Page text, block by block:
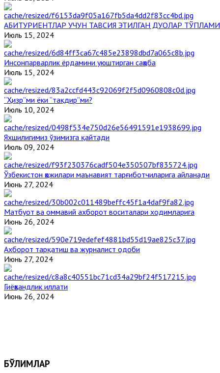
АБИТУРИЕНТЛАР УЧУН ТАВСИЯ ЭТИЛГАН ДУОЛАР ТЎПЛАМИ
Июль 15, 2024
Инсонпарварлик ёрдамини уюштирган саҳоба
Июль 15, 2024
“Ҳизр”ми ёки “тақдир”ми?
Июль 10, 2024
Яхшилигимиз ўзимизга қайтади
Июль 09, 2024
Ўзбекистон ҳожилари маънавият тарғиботчиларига айланади
Июнь 27, 2024
Матбуот ва оммавий ахборот воситалари ходимларига
Июнь 26, 2024
Ахборот тарқатиш ва журналист одоби
Июнь 27, 2024
Гиёҳвандлик иллати
Июнь 26, 2024
БЎЛИМЛАР